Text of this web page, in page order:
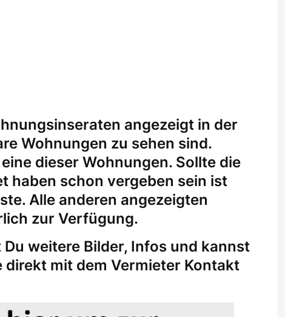
angezeigt in der
Wohnungen zu sehen sind.
dieser Wohnungen. Sollte die
haben schon vergeben sein ist
Alle anderen angezeigten
zur Verfügung.
weitere Bilder, Infos und kannst
direkt mit dem Vermieter Kontakt